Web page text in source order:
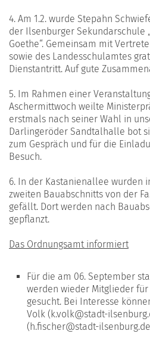
4. Am 1.2. wurde Stepahn
der Ilsenburger Sekundarschule
Goethe“. Gemeinsam mit
sowie des Landesschulamtes
Dienstantritt. Auf gute
5. Im Rahmen einer
Aschermittwoch weilte
erstmals nach seiner Wahl in
Darlingeröder Sandtalhalle bot
zum Gespräch und für die
Besuch.
6. In der Kastanienallee wurden
zweiten Bauabschnitts von der
gefällt. Dort werden nach
gepflanzt.
Das Ordnungsamt informiert
Für die am 06. September
werden wieder Mitglieder
gesucht. Bei Interesse
Volk (k.volk@stadt-
(h.fischer@stadt-